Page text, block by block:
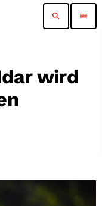
search menu
wird